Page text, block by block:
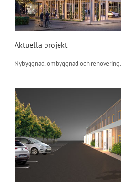
Aktuella projekt
Nybyggnad, ombyggnad och renovering.